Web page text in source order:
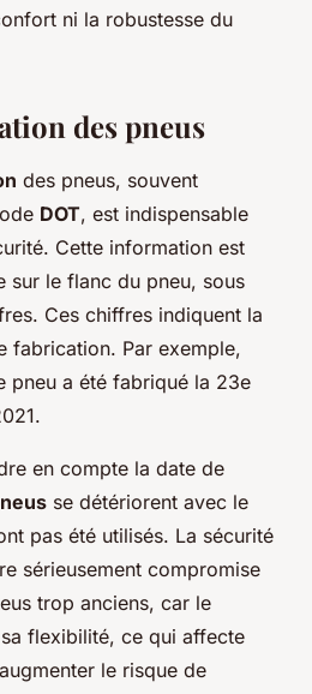
ni la robustesse du
des pneus
des pneus, souvent
DOT, est indispensable
Cette information est
sur le flanc du pneu, sous
Ces chiffres indiquent la
fabrication. Par exemple,
pneu a été fabriqué la 23e
en compte la date de
se détériorent avec le
pas été utilisés. La sécurité
sérieusement compromise
trop anciens, car le
flexibilité, ce qui affecte
le risque de